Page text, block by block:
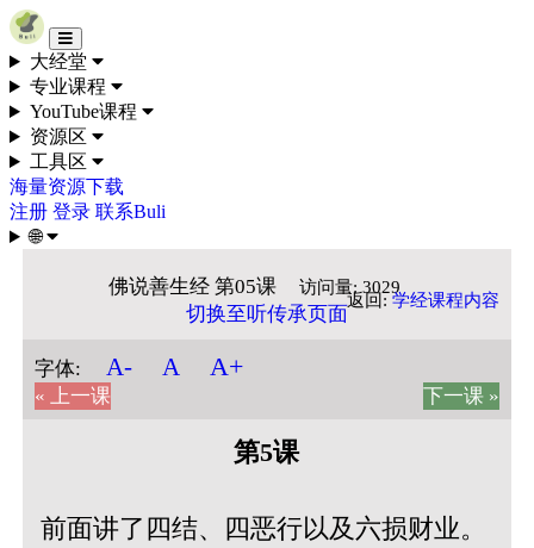
Skip to content
大经堂
专业课程
YouTube课程
资源区
工具区
海量资源下载
注册 登录 联系Buli
🌐
佛说善生经 第05课 访问量: 3029
切换至听传承页面
返回:学经课程内容
字体: A- A A+
« 上一课 下一课 »
第5课
前面讲了四结、四恶行以及六损财业。